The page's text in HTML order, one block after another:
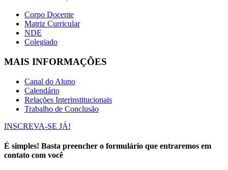
Corpo Docente
Matriz Curricular
NDE
Colegiado
MAIS INFORMAÇÕES
Canal do Aluno
Calendário
Relações Interinstitucionais
Trabalho de Conclusão
INSCREVA-SE JÁ!
É simples! Basta preencher o formulário que entraremos em
contato com você